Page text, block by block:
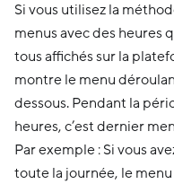
Si vous utilisez la
menus avec des heures
tous affichés sur la
montre le menu
dessous. Pendant la
heures, c’est dernier
Par exemple : Si vous
toute la journée, le